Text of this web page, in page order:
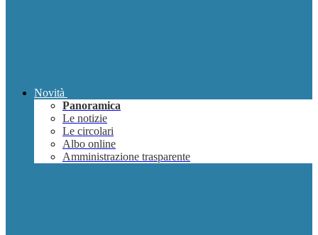
Novità
Panoramica
Le notizie
Le circolari
Albo online
Amministrazione trasparente